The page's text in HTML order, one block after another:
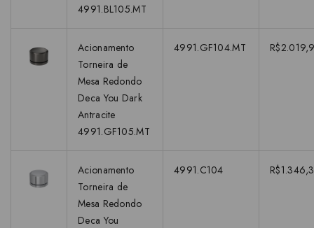
4991.BL105.MT
Acionamento
Torneira de
Mesa Redondo
Deca You Dark
Antracite
4991.GF105.MT
4991.GF104.MT
Acionamento
Torneira de
Mesa Redondo
Deca You
4991.C104